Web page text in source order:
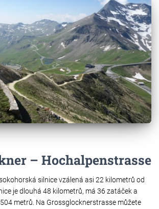
– Hochalpenstrasse
silnice vzálená asi 22 kilometrů od
je dlouhá 48 kilometrů, má 36 zatáček a
metrů. Na Grossglocknerstrasse můžete